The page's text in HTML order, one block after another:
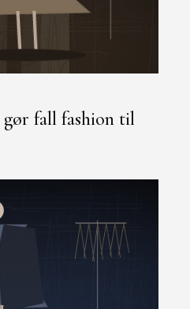
fall fashion til